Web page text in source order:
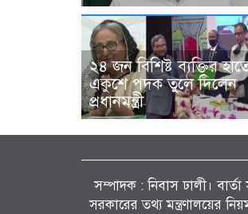
২৪ জন বিশিষ্ট ব্যক্তির
একুশে পদক তুলে দিলেন
প্রধানমন্ত্রী
সম্পাদক : নিবাস ঢালী।
সরকারের তথ্য মন্ত্রণালয়ের